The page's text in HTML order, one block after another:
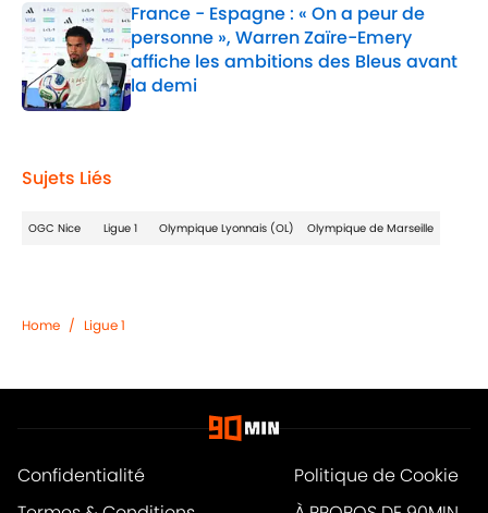
France - Espagne : « On a peur de
personne », Warren Zaïre-Emery
affiche les ambitions des Bleus avant
la demi
Published by on Invalid Date
Sujets Liés
OGC Nice Ligue 1 Olympique Lyonnais (OL) Olympique de Marseille
Home / Ligue 1
Confidentialité
Politique de Cookie